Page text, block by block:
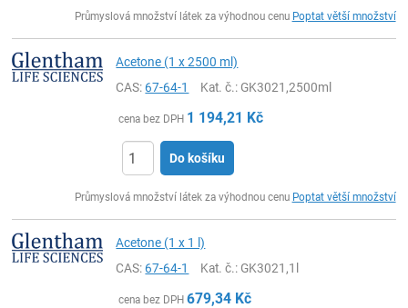
Průmyslová množství látek za výhodnou cenu Poptat větší množství
Acetone (1 x 2500 ml)
CAS:67-64-1 Kat. č.: GK3021,2500ml
cena bez DPH 1 194,21 Kč
Do košíku
Průmyslová množství látek za výhodnou cenu Poptat větší množství
Acetone (1 x 1 l)
CAS:67-64-1 Kat. č.: GK3021,1l
cena bez DPH 679,34 Kč